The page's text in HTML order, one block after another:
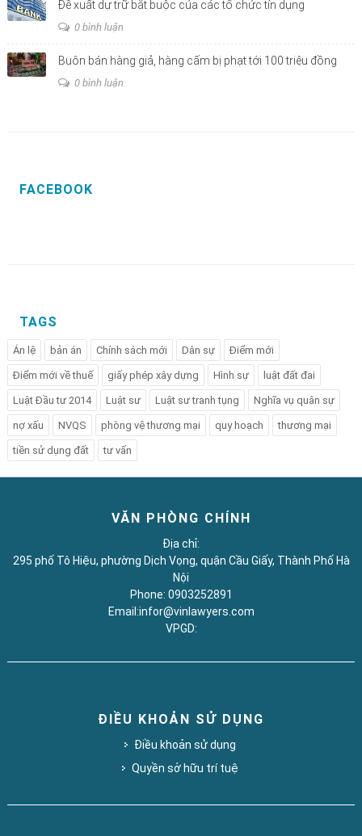
Đề xuất dự trữ bắt buộc của các tổ chức tín dụng
0 bình luận
Buôn bán hàng giả, hàng cấm bị phạt tới 100 triệu đồng
0 bình luận
FACEBOOK
TAGS
Án lệ bản án Chính sách mới Dân sự Điểm mới
Điểm mới về thuế giấy phép xây dựng Hình sự luật đất đai
Luật Đầu tư 2014 Luật sư Luật sư tranh tụng Nghĩa vụ quân sự
nợ xấu NVQS phòng vệ thương mại quy hoạch thương mại
tiền sử dụng đất tư vấn
VĂN PHÒNG CHÍNH
Địa chỉ:
295 phố Tô Hiệu, phường Dịch Vọng, quận Cầu Giấy, Thành Phố Hà
Nội
Phone: 0903252891
Email:infor@vinlawyers.com
VPGD:
ĐIỀU KHOẢN SỬ DỤNG
Điều khoản sử dụng
Quyền sở hữu trí tuệ